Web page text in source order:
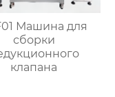
Машина для
сборки
клапана